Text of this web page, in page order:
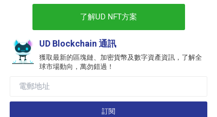
了解UD NFT方案
UD Blockchain 通訊
獲取最新的區塊鏈、加密貨幣及數字資產資訊，了解全
球市場動向，萬勿錯過！
訂閱